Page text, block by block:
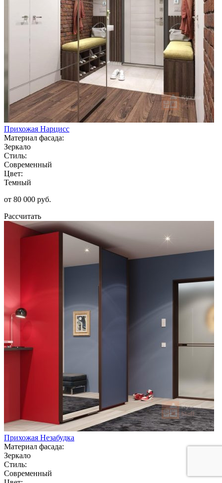
Прихожая Нарцисс
Материал фасада:
Зеркало
Стиль:
Современный
Цвет:
Темный
от 80 000 руб.
Рассчитать
Прихожая Незабудка
Материал фасада:
Зеркало
Стиль:
Современный